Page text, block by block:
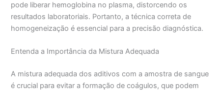
pode liberar hemoglobina no plasma, distorcendo os
resultados laboratoriais. Portanto, a técnica correta de
homogeneização é essencial para a precisão diagnóstica.
Entenda a Importância da Mistura Adequada
A mistura adequada dos aditivos com a amostra de sangue
é crucial para evitar a formação de coágulos, que podem